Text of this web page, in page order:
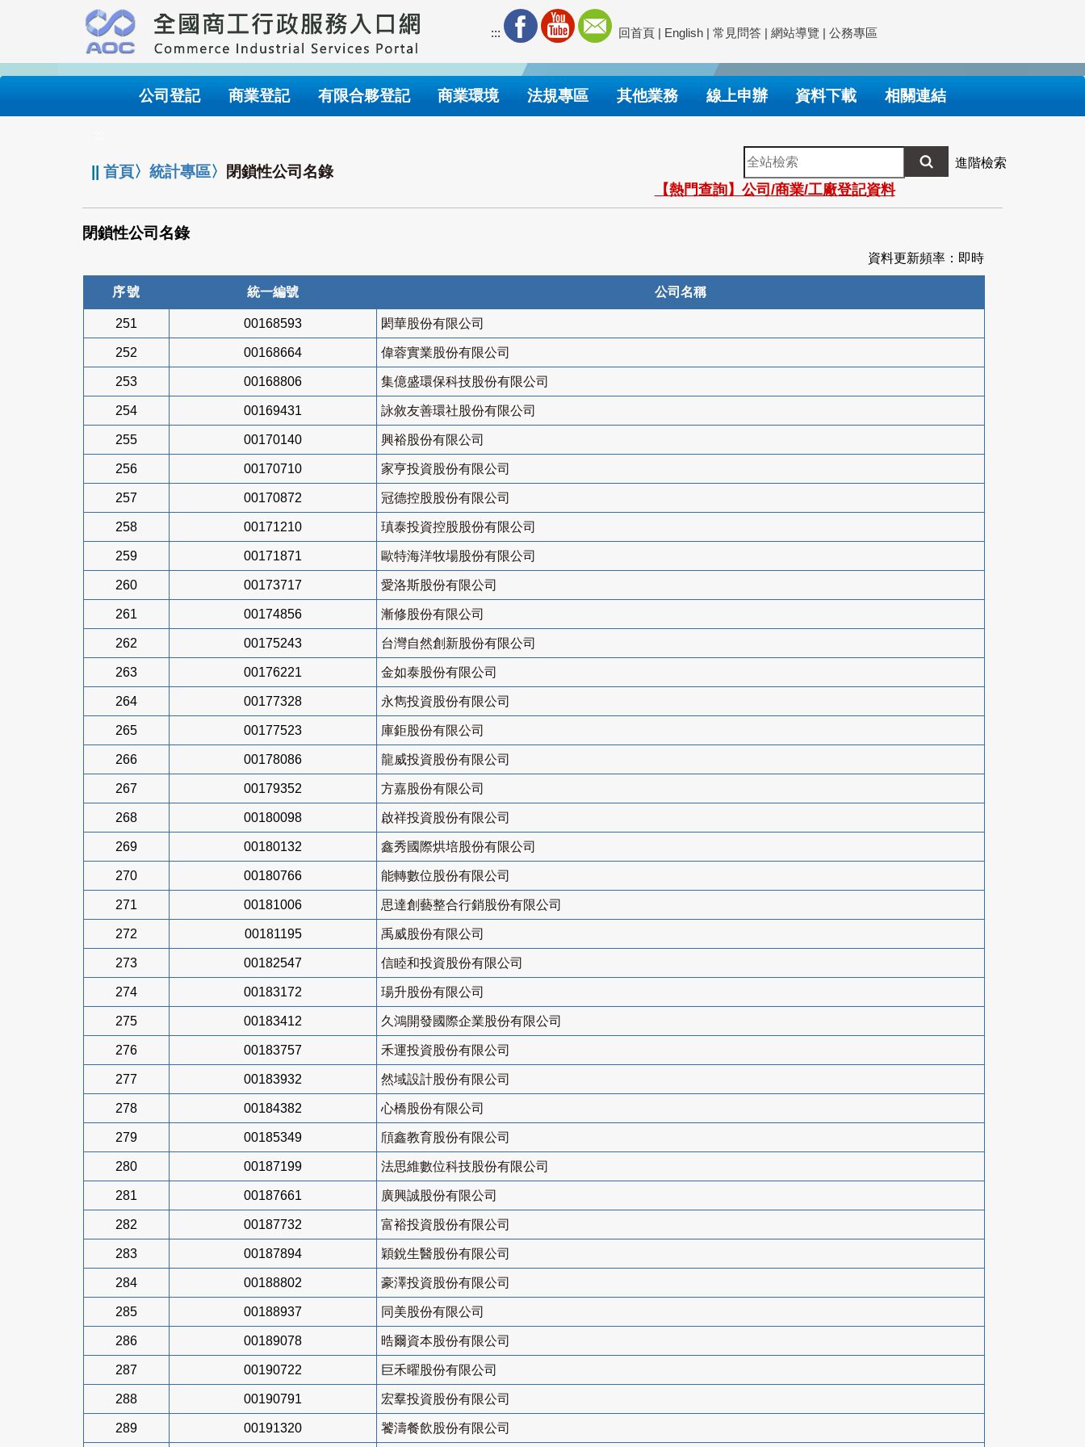
要
內
::: 回首頁 | English | 常見問答 | 網站導覽 | 公務專區
公司登記 商業登記 有限合夥登記 商業環境 法規專區 其他業務 線上申辦 資料下載 相關連結
||首頁〉統計專區〉 閉鎖性公司名錄
全
站
檢
索
進階檢索
【熱門查詢】公司/商業/工廠登記資料
閉鎖性公司名錄
資料更新頻率：即時
序號 統一編號 公司名稱
251 00168593 閎華股份有限公司
252 00168664 偉蓉實業股份有限公司
253 00168806 集億盛環保科技股份有限公司
254 00169431 詠敘友善環社股份有限公司
255 00170140 興裕股份有限公司
256 00170710 家亨投資股份有限公司
257 00170872 冠德控股股份有限公司
258 00171210 瑱泰投資控股股份有限公司
259 00171871 歐特海洋牧場股份有限公司
260 00173717 愛洛斯股份有限公司
261 00174856 漸修股份有限公司
262 00175243 台灣自然創新股份有限公司
263 00176221 金如泰股份有限公司
264 00177328 永雋投資股份有限公司
265 00177523 庫鉅股份有限公司
266 00178086 龍威投資股份有限公司
267 00179352 方嘉股份有限公司
268 00180098 啟祥投資股份有限公司
269 00180132 鑫秀國際烘培股份有限公司
270 00180766 能轉數位股份有限公司
271 00181006 思達創藝整合行銷股份有限公司
272 00181195 禹威股份有限公司
273 00182547 信睦和投資股份有限公司
274 00183172 瑒升股份有限公司
275 00183412 久鴻開發國際企業股份有限公司
276 00183757 禾運投資股份有限公司
277 00183932 然域設計股份有限公司
278 00184382 心橋股份有限公司
279 00185349 頎鑫教育股份有限公司
280 00187199 法思維數位科技股份有限公司
281 00187661 廣興誠股份有限公司
282 00187732 富裕投資股份有限公司
283 00187894 穎銳生醫股份有限公司
284 00188802 豪澤投資股份有限公司
285 00188937 同美股份有限公司
286 00189078 晧爾資本股份有限公司
287 00190722 巨禾曜股份有限公司
288 00190791 宏羣投資股份有限公司
289 00191320 饕濤餐飲股份有限公司